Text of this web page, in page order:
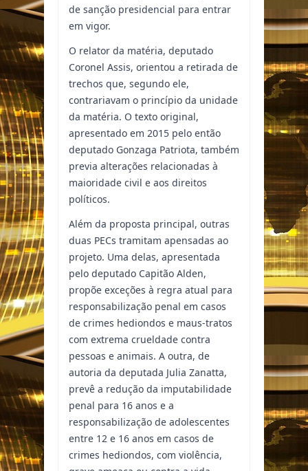
de sanção presidencial para entrar
em vigor.
O relator da matéria, deputado
Coronel Assis, orientou a retirada de
trechos que, segundo ele,
contrariavam o princípio da unidade
da matéria. O texto original,
apresentado em 2015 pelo então
deputado Gonzaga Patriota, também
previa alterações relacionadas à
maioridade civil e aos direitos
políticos.
Além da proposta principal, outras
duas PECs tramitam apensadas ao
projeto. Uma delas, apresentada
pelo deputado Capitão Alden,
propõe exceções à regra atual para
responsabilização penal em casos
de crimes hediondos e maus-tratos
com extrema crueldade contra
pessoas e animais. A outra, de
autoria da deputada Julia Zanatta,
prevê a redução da imputabilidade
penal para 16 anos e a
responsabilização de adolescentes
entre 12 e 16 anos em casos de
crimes hediondos, com violência,